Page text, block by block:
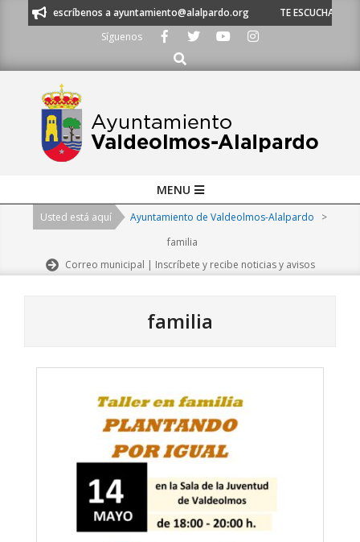
o escríbenos a ayuntamiento@alalpardo.org
TE ESCUCHAMOS -
Síguenos
Buscar
Navigation
MENU
Usted está aquí Ayuntamiento de Valdeolmos-Alalpardo
>
familia
Correo municipal | Inscríbete y recibe noticias y avisos
familia